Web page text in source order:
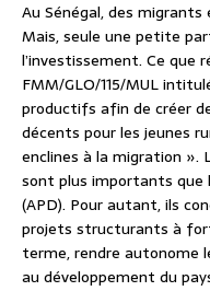
Au Sénégal, des
Mais, seule une petite
l’investissement. Ce que
FMM/GLO/115/MUL
productifs afin de créer
décents pour les jeunes
enclines à la migration ».
sont plus importants que
(APD). Pour autant, ils
projets structurants à
terme, rendre autonome
au développement du